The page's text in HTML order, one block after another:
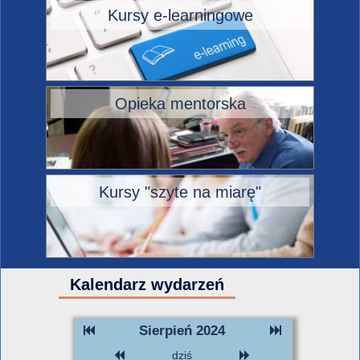
Kursy e-learningowe
Opieka mentorska
Kursy "szyte na miarę"
Kalendarz wydarzeń
Sierpień 2024
dziś